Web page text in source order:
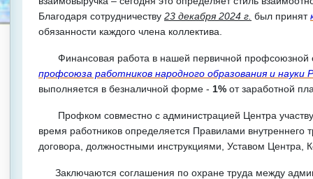
Благодаря сотрудничеству 23 декабря 2024 г. был принят
обязанности каждого члена коллектива.
Финансовая работа в нашей первичной профсоюзной
профсоюза работников народного образования и науки
выполняется в безналичной форме - 1% от заработной
Профком совместно с администрацией Центра
время работников определяется Правилами внутреннего
договора, должностными инструкциями, Уставом Центра,
Заключаются соглашения по охране труда между